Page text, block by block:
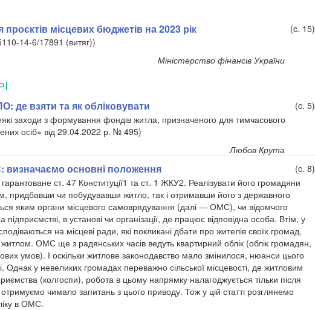
місцевих бюджетів на 2023 рік
(c. 15)
14-6/17891 (витяг))
Міністерство фінансів України
де взяти та як обліковувати
(c. 5)
заходи з формування фондів житла, призначеного для тимчасового
осіб» від 29.04.2022 р. № 495)
Любов Крута
визначаємо основні положення
(c. 8)
ст. 47 Конституції1 та ст. 1 ЖКУ2. Реалізувати його громадяни
придбавши чи побудувавши житло, так і отримавши його з державного
яким органи місцевого самоврядування (далі — ОМС), чи відомчого
в установі чи організації, де працює відповідна особа. Втім, у
на місцеві ради, які покликані дбати про жителів своїх громад,
ОМС ще з радянських часів ведуть квартирний облік (облік громадян,
умов). І оскільки житлове законодавство мало змінилося, нюанси цього
Однак у невеликих громадах переважно сільської місцевості, де житловим
(колгоспи), робота в цьому напрямку налагоджується тільки після
чимало запитань з цього приводу. Тож у цій статті розглянемо
в ОМС.